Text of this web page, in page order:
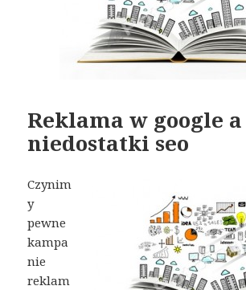
Reklama w google a
niedostatki seo
Czynim
y
pewne
kampa
nie
reklam